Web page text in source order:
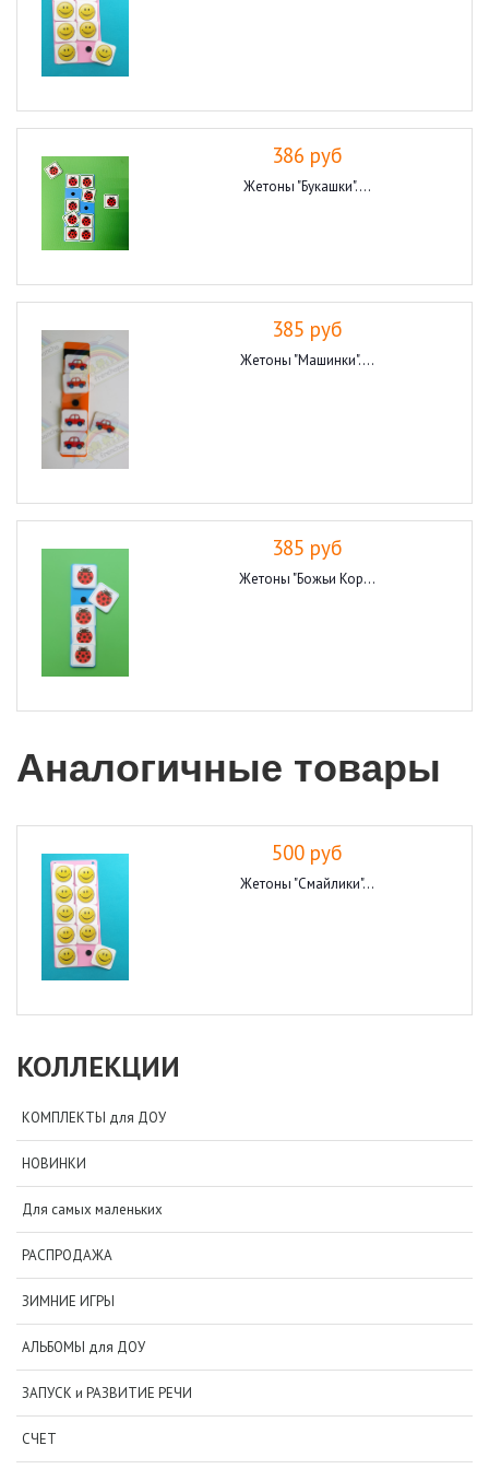
386 руб
Жетоны "Букашки"....
385 руб
Жетоны "Машинки"....
385 руб
Жетоны "Божьи Кор...
Аналогичные товары
500 руб
Жетоны "Смайлики"...
КОЛЛЕКЦИИ
КОМПЛЕКТЫ для ДОУ
НОВИНКИ
Для самых маленьких
РАСПРОДАЖА
ЗИМНИЕ ИГРЫ
АЛЬБОМЫ для ДОУ
ЗАПУСК и РАЗВИТИЕ РЕЧИ
СЧЕТ